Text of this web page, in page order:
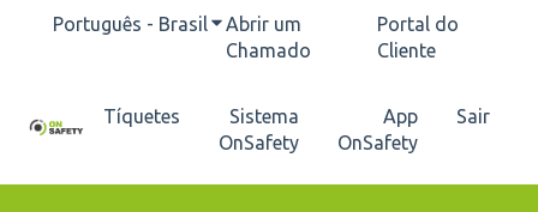
Português - BrasilMostrar submenu para traduções
Abrir um
Chamado
Portal do
Cliente
Tíquetes
Sistema
OnSafety
App
OnSafety
Sair